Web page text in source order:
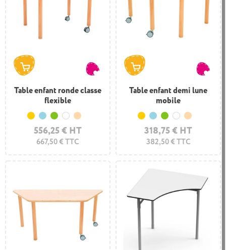
Table enfant ronde classe
flexible
556,25 € HT
667,50 € TTC
JauneBleu clair
Vert clair
BlancHêtre
Table enfant demi lune
mobile
318,75 € HT
382,50 € TTC
JauneBleu clair
Vert clair
BlancHêtre